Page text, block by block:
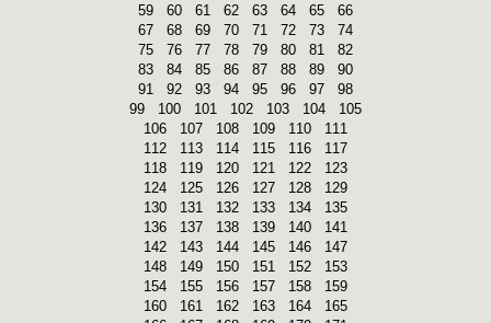
59
60 61 62 63 64 65
66
67
68 69 70 71 72 73
74
75
76 77 78 79 80 81
82
83
84 85 86 87 88 89
90
91
92 93 94 95 96 97
98
99
100 101 102 103 104
105
106
107 108 109 110
111
112
113 114 115 116
117
118
119 120 121 122
123
124
125 126 127 128
129
130
131 132 133 134
135
136
137 138 139 140
141
142
143 144 145 146
147
148
149 150 151 152
153
154
155 156 157 158
159
160
161 162 163 164
165